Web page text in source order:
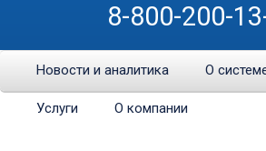
8-800-200-
Новости и аналитика О
Услуги О компании